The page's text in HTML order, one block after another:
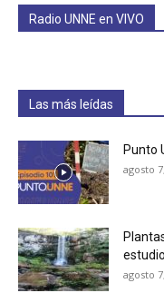
Radio UNNE en VIVO
Las más leídas
Punto
agosto
agosto